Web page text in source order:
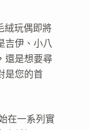
絨玩偶即將
吉伊、小八
還是想要尋
是您的首
在一系列實